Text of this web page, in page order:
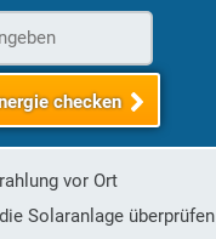
checken
vor Ort
Solaranlage überprüfen